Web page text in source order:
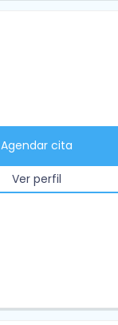
Agendar cita
Ver perfil